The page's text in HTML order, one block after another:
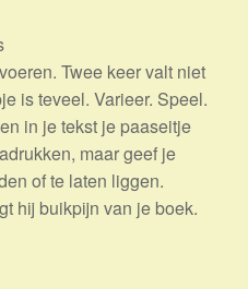
Twee keer valt niet
is teveel. Varieer. Speel.
in je tekst je paaseitje
maar geef je
of te laten liggen.
hij buikpijn van je boek.